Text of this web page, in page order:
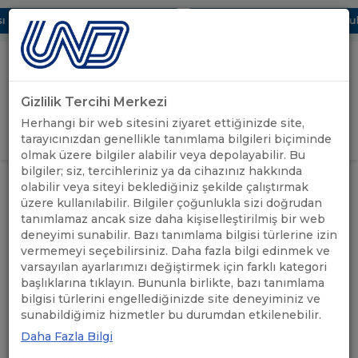
UBAK Bölümü Hakkında UND, Yunanistan Vize
Uluslararası Nakliyeciler Derneği
GİRİŞ YAP
ANASAYFA /
ÖNEMLİ
DUYURULAR
/
GELİR VERGİSİ, MTV VE 7440
SAYILI KANUNUN ÖDEME SÜRELERİ
İLE BAZI BİLDİRİM, OLUŞTURMA
VE YÜKLENME SÜRELERİ UZATILDI
GELİR VERGİSİ, MTV VE
7440 SAYILI KANUNUN
ÖDEME SÜRELERİ İLE BAZI
Gizlilik Tercihi Merkezi
Herhangi bir web sitesini ziyaret ettiğinizde site,
tarayıcınızdan genellikle tanımlama bilgileri biçiminde
olmak üzere bilgiler alabilir veya depolayabilir. Bu
bilgiler; siz, tercihleriniz ya da cihazınız hakkında
olabilir veya siteyi beklediğiniz şekilde çalıştırmak
üzere kullanılabilir. Bilgiler çoğunlukla sizi doğrudan
tanımlamaz ancak size daha kişiselleştirilmiş bir web
deneyimi sunabilir. Bazı tanımlama bilgisi türlerine izin
vermemeyi seçebilirsiniz. Daha fazla bilgi edinmek ve
varsayılan ayarlarımızı değiştirmek için farklı kategori
başlıklarına tıklayın. Bununla birlikte, bazı tanımlama
bilgisi türlerini engellediğinizde site deneyiminiz ve
sunabildiğimiz hizmetler bu durumdan etkilenebilir.
Daha Fazla Bilgi